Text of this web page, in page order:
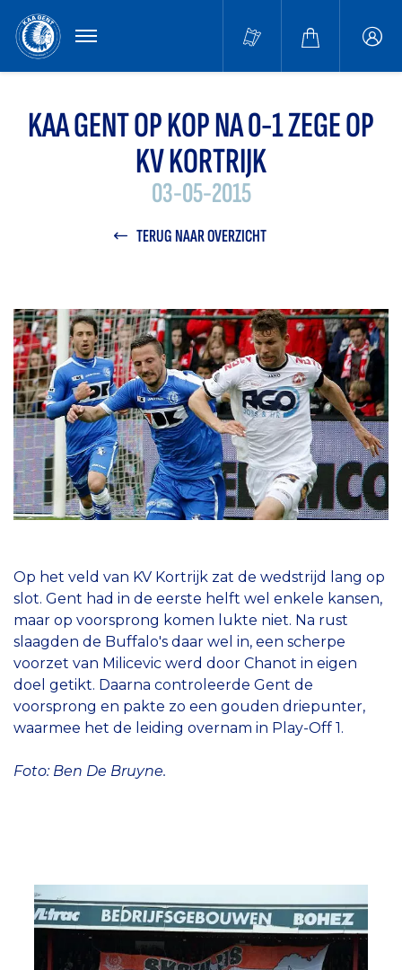
MENU
KAA GENT OP KOP NA 0-1 ZEGE OP
KV KORTRIJK
03-05-2015
TERUG NAAR OVERZICHT
Op het veld van KV Kortrijk zat de wedstrijd lang op
slot. Gent had in de eerste helft wel enkele kansen,
maar op voorsprong komen lukte niet. Na rust
slaagden de Buffalo's daar wel in, een scherpe
voorzet van Milicevic werd door Chanot in eigen
doel getikt. Daarna controleerde Gent de
voorsprong en pakte zo een gouden driepunter,
waarmee het de leiding overnam in Play-Off 1.
Foto: Ben De Bruyne.